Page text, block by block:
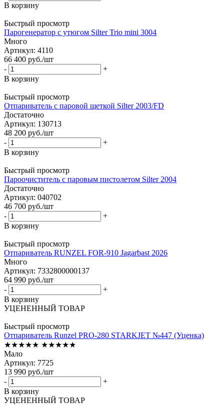
В корзину
Быстрый просмотр
Парогенератор с утюгом Silter Trio mini 3004
Много
Артикул: 4110
66 400 руб./шт
-
+
В корзину
Быстрый просмотр
Отпариватель с паровой щеткой Silter 2003/FD
Достаточно
Артикул: 130713
48 200 руб./шт
-
+
В корзину
Быстрый просмотр
Пароочиститель с паровым пистолетом Silter 2004
Достаточно
Артикул: 040702
46 700 руб./шт
-
+
В корзину
Быстрый просмотр
Отпариватель RUNZEL FOR-910 Jagarbast 2026
Много
Артикул: 7332800000137
64 990 руб./шт
-
+
В корзину
УЦЕНЕННЫЙ ТОВАР
Быстрый просмотр
Отпариватель Runzel PRO-280 STARKJET №447 (Уценка)
★★★★★ ★★★★★
Мало
Артикул: 7725
13 990 руб./шт
-
+
В корзину
УЦЕНЕННЫЙ ТОВАР